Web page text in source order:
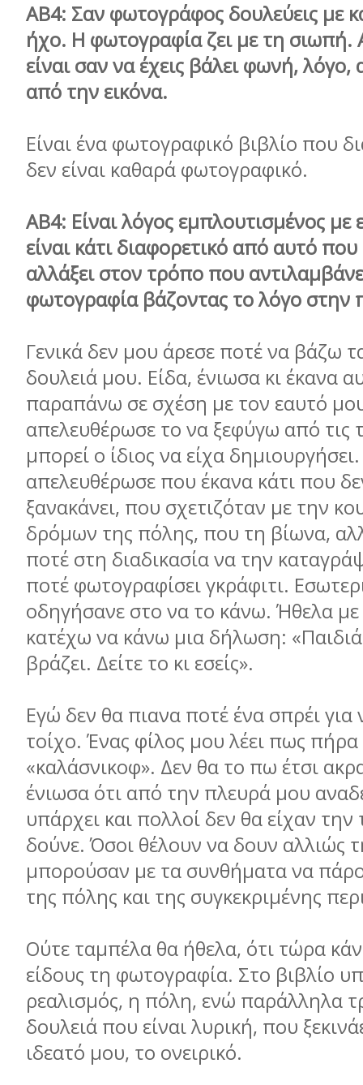
ΑΒ4: Σαν φωτογράφος δουλεύεις με
ήχο. Η φωτογραφία ζει με τη σιωπή.
είναι σαν να έχεις βάλει φωνή,
από την εικόνα.
Είναι ένα φωτογραφικό βιβλίο που
δεν είναι καθαρά φωτογραφικό.
ΑΒ4: Είναι λόγος εμπλουτισμένος με
είναι κάτι διαφορετικό από αυτό
αλλάξει στον τρόπο που
φωτογραφία βάζοντας το λόγο στην
Γενικά δεν μου άρεσε ποτέ να βάζω
δουλειά μου. Είδα, ένιωσα κι έκανα
παραπάνω σε σχέση με τον εαυτό
απελευθέρωσε το να ξεφύγω από τις
μπορεί ο ίδιος να είχα
απελευθέρωσε που έκανα κάτι που
ξανακάνει, που σχετιζόταν με την
δρόμων της πόλης, που τη βίωνα,
ποτέ στη διαδικασία να την
ποτέ φωτογραφίσει γκράφιτι.
οδηγήσανε στο να το κάνω. Ήθελα
κατέχω να κάνω μια δήλωση:
βράζει. Δείτε το κι εσείς».
Εγώ δεν θα πιανα ποτέ ένα σπρέι
τοίχο. Ένας φίλος μου λέει πως
«καλάσνικοφ». Δεν θα το πω έτσι
ένιωσα ότι από την πλευρά μου
υπάρχει και πολλοί δεν θα είχαν
δούνε. Όσοι θέλουν να δουν αλλιώς
μπορούσαν με τα συνθήματα να
της πόλης και της συγκεκριμένης
Ούτε ταμπέλα θα ήθελα, ότι τώρα
είδους τη φωτογραφία. Στο βιβλίο
ρεαλισμός, η πόλη, ενώ παράλληλα
δουλειά που είναι λυρική, που
ιδεατό μου, το ονειρικό.